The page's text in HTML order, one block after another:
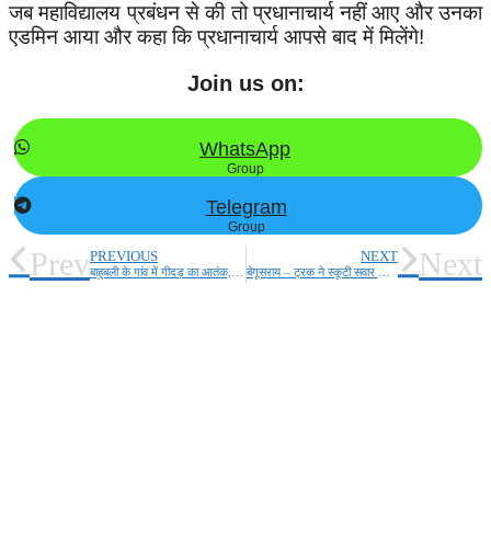
जब महाविद्यालय प्रबंधन से की तो प्रधानाचार्य नहीं आए और उनका
एडमिन आया और कहा कि प्रधानाचार्य आपसे बाद में मिलेंगे!
Join us on:
WhatsApp
Group
Telegram
Group
PrevPREVIOUS NEXT Next